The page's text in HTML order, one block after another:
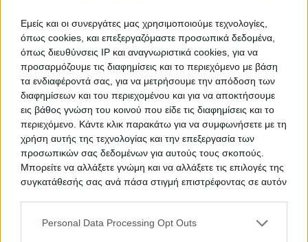
Εμείς και οι συνεργάτες μας χρησιμοποιούμε τεχνολογίες,
όπως cookies, και επεξεργαζόμαστε προσωπικά δεδομένα,
όπως διευθύνσεις IP και αναγνωριστικά cookies, για να
προσαρμόζουμε τις διαφημίσεις και το περιεχόμενο με βάση
τα ενδιαφέροντά σας, για να μετρήσουμε την απόδοση των
διαφημίσεων και του περιεχομένου και για να αποκτήσουμε
εις βάθος γνώση του κοινού που είδε τις διαφημίσεις και το
περιεχόμενο. Κάντε κλικ παρακάτω για να συμφωνήσετε με τη
χρήση αυτής της τεχνολογίας και την επεξεργασία των
προσωπικών σας δεδομένων για αυτούς τους σκοπούς.
Μπορείτε να αλλάξετε γνώμη και να αλλάξετε τις επιλογές της
συγκατάθεσής σας ανά πάσα στιγμή επιστρέφοντας σε αυτόν
Personal Data Processing Opt Outs
Πρώτη Προσφορά:
26.100 €
Ημ. Διεξαγωγής:
09/09/2026
Αποθηκεύστε την αναζήτησή σας για να λαμβάνετε
ενημέρωση όταν προστίθενται νέα ακίνητα
Αποθήκευση
Ψάχνετε γιαΚατοικίες σε πλειστηριασμόσεΖυγός; Εδώ
μπορείτε να βρείτε την επίσημη λίστα με τουςηλεκτρονικούς
πλειστηριασμούς κατοικιώνσεΖυγός, η οποία ανανεώνεται
να περιορίσετε τα ακίνητα και να επιλέξετε αυτό που ταιριάζει